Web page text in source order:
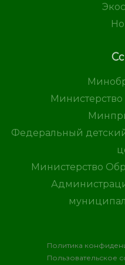
Федеральный
Министерство
Политика
Пользовательское